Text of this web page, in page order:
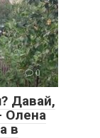
0
Давай,
Олена
в